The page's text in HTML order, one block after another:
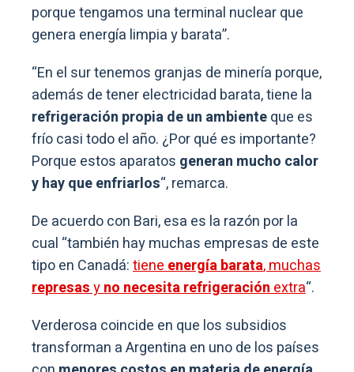
porque tengamos una terminal nuclear que
genera energía limpia y barata”.
“En el sur tenemos granjas de minería porque,
además de tener electricidad barata, tiene la
refrigeración propia de un ambienteque es
frío casi todo el año. ¿Por qué es importante?
Porque estos aparatos generan mucho calor
y hay que enfriarlos“, remarca.
De acuerdo con Bari, esa es la razón por la
cual “también hay muchas empresas de este
tipo en Canadá:tieneenergía barata, muchas
represasyno necesita refrigeraciónextra“.
Verderosa coincide en que los subsidios
transforman a Argentina en uno de los países